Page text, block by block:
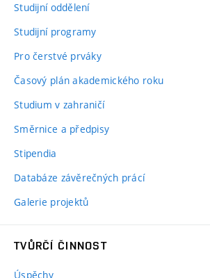
Studijní oddělení
Studijní programy
Pro čerstvé prváky
Časový plán akademického roku
Studium v zahraničí
Směrnice a předpisy
Stipendia
Databáze závěrečných prácí
Galerie projektů
TVŮRČÍ ČINNOST
Úspěchy